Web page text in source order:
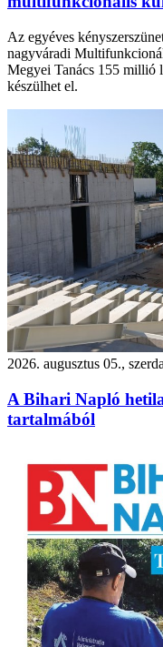
Az egyéves
nagyváradi
Megyei Tanács 155 millió
készülhet el.
2026. augusztus 05., szerda
A Bihari Napló
tartalmából